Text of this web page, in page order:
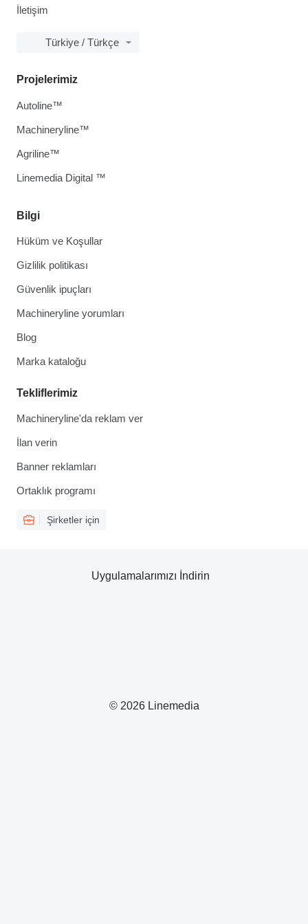
İletişim
Türkiye / Türkçe
Bilgi
Hüküm ve Koşullar
Gizlilik politikası
Güvenlik ipuçları
Machineryline yorumları
Blog
Marka kataloğu
Tekliflerimiz
Machineryline'da reklam ver
İlan verin
Banner reklamları
Ortaklık programı
Şirketler için
Projelerimiz
Autoline™
Machineryline™
Agriline™
Linemedia Digital ™
© 2026 Linemedia
Uygulamalarımızı İndirin